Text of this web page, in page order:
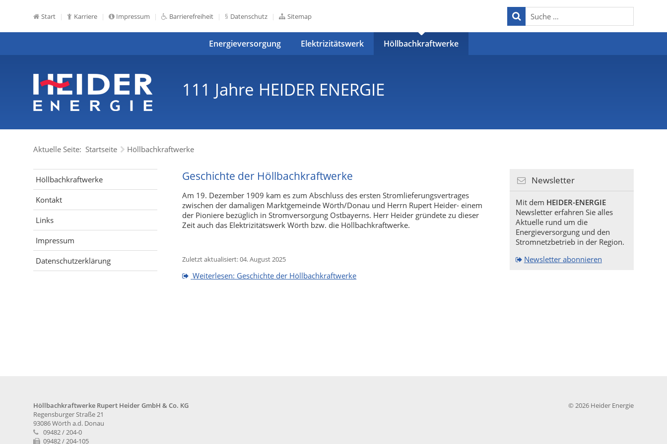
Start Karriere Impressum Barrierefreiheit Datenschutz Sitemap
Energieversorgung Elektrizitätswerk Höllbachkraftwerke
Aktuelle Seite: Startseite Höllbachkraftwerke
Höllbachkraftwerke
Kontakt
Links
Impressum
Datenschutzerklärung
111 Jahre HEIDER ENERGIE
Geschichte der Höllbachkraftwerke
Am 19. Dezember 1909 kam es zum Abschluss des ersten Stromlieferungsvertrages
zwischen der damaligen Marktgemeinde Wörth/Donau und Herrn Rupert Heider- einem
der Pioniere bezüglich in Stromversorgung Ostbayerns. Herr Heider gründete zu dieser
Zeit auch das Elektrizitätswerk Wörth bzw. die Höllbachkraftwerke.
Zuletzt aktualisiert: 04. August 2025
Weiterlesen: Geschichte der Höllbachkraftwerke
Newsletter
Mit dem HEIDER-ENERGIE
Newsletter erfahren Sie alles
Aktuelle rund um die
Energieversorgung und den
Stromnetzbetrieb in der Region.
Newsletter abonnieren
Höllbachkraftwerke Rupert Heider GmbH & Co. KG
Regensburger Straße 21
93086 Wörth a.d. Donau
09482 / 204-0
09482 / 204-105
© 2026 Heider Energie